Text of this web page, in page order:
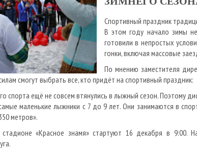
Спортивный праздник
В этом году начало зимы
готовили в непростых
гонки, включая массовые
По мнению заместителя
смогут выбрать все, кто придёт на спортивный праздник:
спорта ещё не совсем втянулись в лыжный сезон. Поэтому
маленькие лыжники с 7 до 9 лет. Они занимаются в
метров».
стадионе «Красное знамя» стартуют 16 декабря в